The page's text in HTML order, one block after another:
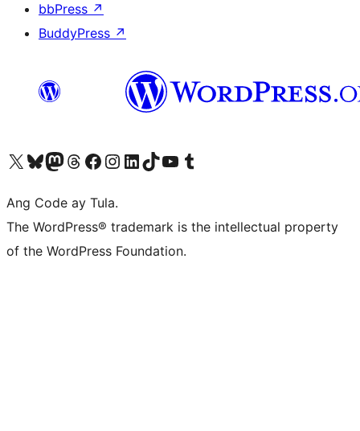
bbPress ↗
BuddyPress ↗
Visit our X (formerly Twitter) account
Bisitahin ang aming Bluesky account
Visit our Mastodon account
Bisitahin ang aming Threads account
Visit our Facebook page
Visit our Instagram account
Visit our LinkedIn account
Bisitahin ang aming TikTok account
Visit our YouTube channel
Bisitahin ang aming Tumblr account
Ang Code ay Tula.
The WordPress® trademark is the intellectual property
of the WordPress Foundation.